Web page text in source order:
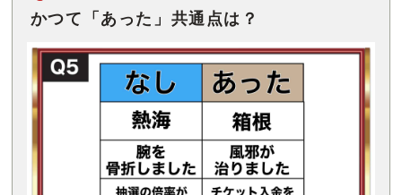
かつて「あった」共通点は？